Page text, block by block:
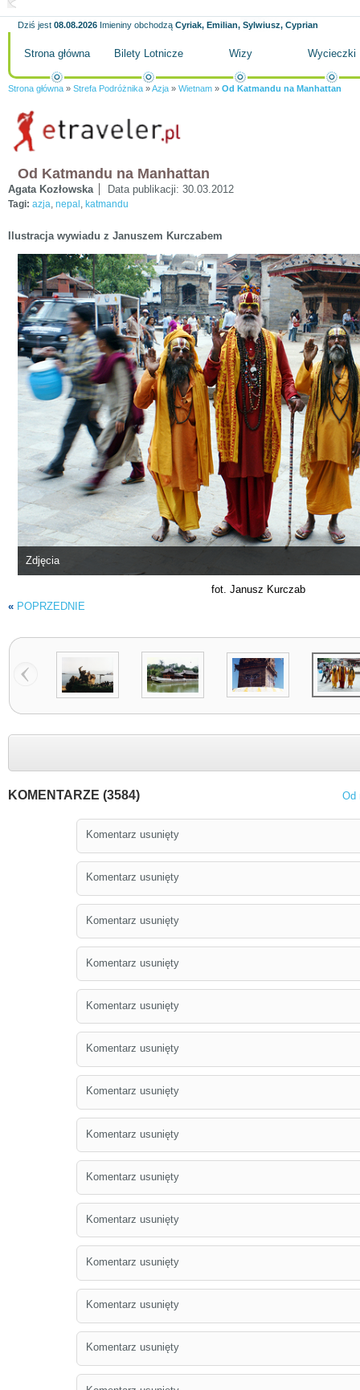
Dziś jest 08.08.2026 Imieniny obchodzą Cyriak, Emilian, Sylwiusz, Cyprian
Strona główna Bilety Lotnicze Wizy Wycieczki
Strona główna » Strefa Podróżnika »Azja » Wietnam » Od Katmandu na Manhattan
Od Katmandu na Manhattan
Agata Kozłowska Data publikacji: 30.03.2012
Tagi: azja, nepal , katmandu
Ilustracja wywiadu z Januszem Kurczabem
Zdjęcia
fot. Janusz Kurczab
« POPRZEDNIE
KOMENTARZE (3584) Od
Komentarz usunięty
Komentarz usunięty
Komentarz usunięty
Komentarz usunięty
Komentarz usunięty
Komentarz usunięty
Komentarz usunięty
Komentarz usunięty
Komentarz usunięty
Komentarz usunięty
Komentarz usunięty
Komentarz usunięty
Komentarz usunięty